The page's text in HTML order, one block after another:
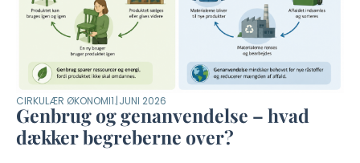
CIRKULÆR ØKONOMI1. JUNI 2026
Genbrug og genanvendelse – hvad
dækker begreberne over?